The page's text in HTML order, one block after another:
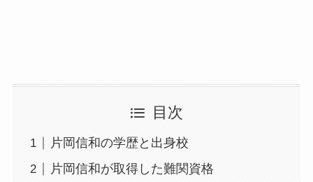
目次
片岡信和の学歴と出身校
片岡信和が取得した難関資格